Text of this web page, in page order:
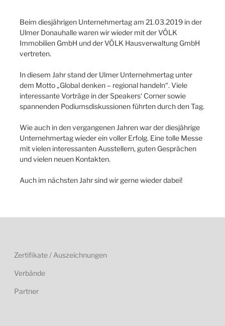
Beim diesjährigen Unternehmertag am 21.03.2019 in der
Ulmer Donauhalle waren wir wieder mit der VÖLK
Immobilien GmbH und der VÖLK Hausverwaltung GmbH
vertreten.
In diesem Jahr stand der Ulmer Unternehmertag unter
dem Motto „Global denken – regional handeln“. Viele
interessante Vorträge in der Speakers‘ Corner sowie
spannenden Podiumsdiskussionen führten durch den Tag.
Wie auch in den vergangenen Jahren war der diesjährige
Unternehmertag wieder ein voller Erfolg. Eine tolle Messe
mit vielen interessanten Ausstellern, guten Gesprächen
und vielen neuen Kontakten.
Auch im nächsten Jahr sind wir gerne wieder dabei!
Zertifikate / Auszeichnungen
Verbände
Partner